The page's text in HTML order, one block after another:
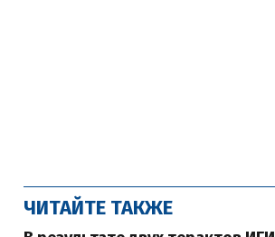
ЧИТАЙТЕ ТАКЖЕ